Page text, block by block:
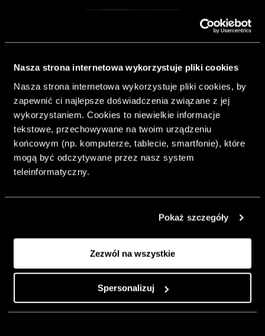
Nasza strona internetowa wykorzystuje pliki cookies
Nasza strona internetowa wykorzystuje pliki cookies, by
zapewnić ci najlepsze doświadczenia związane z jej
wykorzystaniem. Cookies to niewielkie informacje
tekstowe, przechowywane na twoim urządzeniu
końcowym (np. komputerze, tablecie, smartfonie), które
mogą być odczytywane przez nasz system
teleinformatyczny.
Pokaż szczegóły
Zezwól na wszystkie
Spersonalizuj
& Living 40.
„Dom bardziej
Twój. Odważ się
urządzić go
rzemiosło jako
punkt wyjścia
do wnętrz
pełnych
charakteru”.